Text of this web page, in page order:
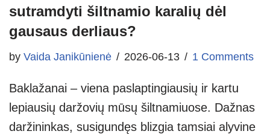
sutramdyti šiltnamio karalių dėl
gausaus derliaus?
by Vaida Janikūnienė 2026-06-13 1 Comments
Baklažanai – viena paslaptingiausių ir kartu
lepiausių daržovių mūsų šiltnamiuose. Dažnas
daržininkas, susigundęs blizgia tamsiai alyvine